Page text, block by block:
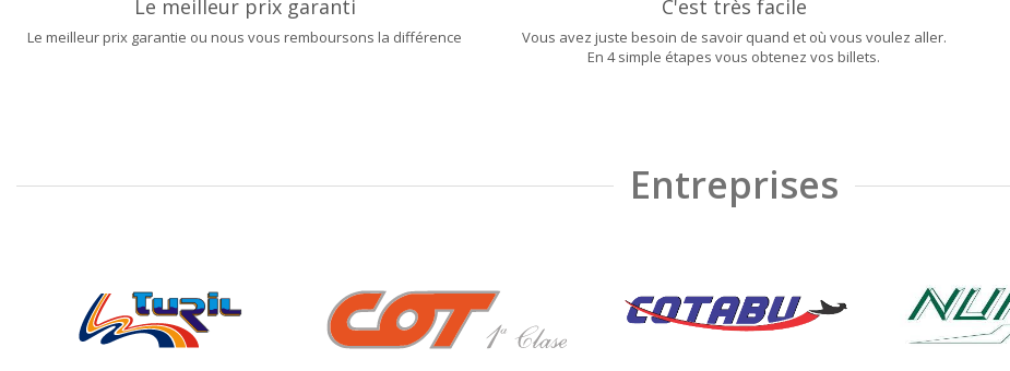
Le meilleur prix garanti
Le meilleur prix garantie ou nous vous remboursons la différence
C'est très facile
Vous avez juste besoin de savoir quand et où vous voulez aller.
En 4 simple étapes vous obtenez vos billets.
Entreprises